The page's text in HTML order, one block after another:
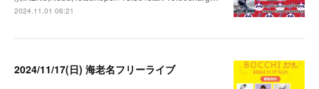
2024.11.01 06:21
2024/11/17(日) 海老名フリーライブ